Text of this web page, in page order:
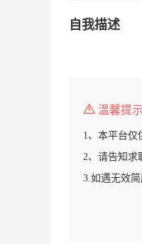
自我描述
温馨提示
1、本平台仅
2、请告知求
3.如遇无效